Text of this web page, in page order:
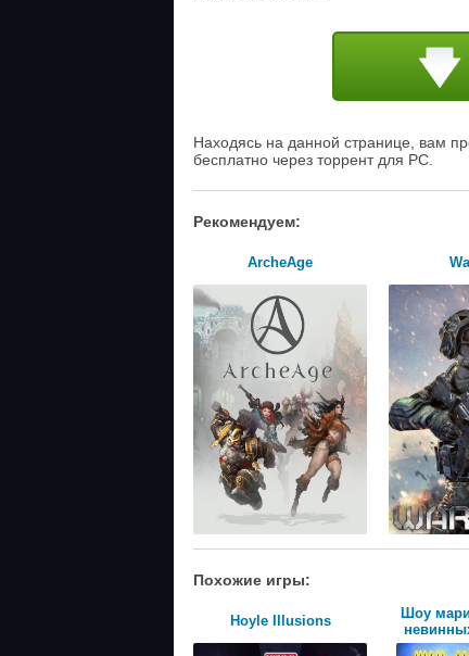
Находясь на данной странице, вам
бесплатно через торрент для PC.
Рекомендуем:
ArcheAge
Похожие игры:
Hoyle Illusions
Шоу